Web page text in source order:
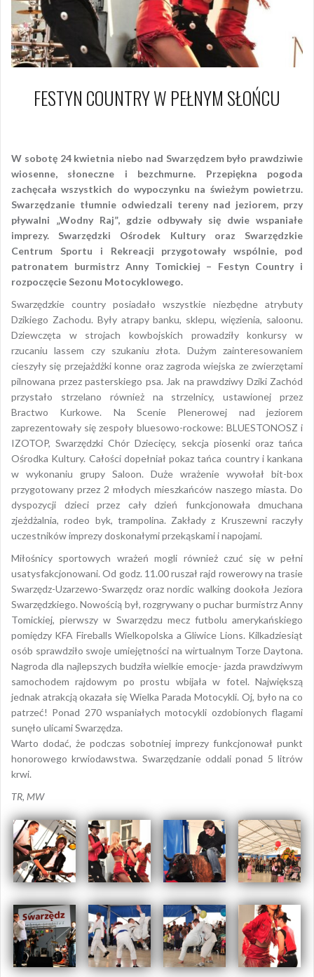
FESTYN COUNTRY W PEŁNYM SŁOŃCU
W sobotę 24 kwietnia niebo nad Swarzędzem było prawdziwie
wiosenne, słoneczne i bezchmurne. Przepiękna pogoda
zachęcała wszystkich do wypoczynku na świeżym powietrzu.
Swarzędzanie tłumnie odwiedzali tereny nad jeziorem, przy
pływalni „Wodny Raj”, gdzie odbywały się dwie wspaniałe
imprezy. Swarzędzki Ośrodek Kultury oraz Swarzędzkie
Centrum Sportu i Rekreacji przygotowały wspólnie, pod
patronatem burmistrz Anny Tomickiej – Festyn Country i
rozpoczęcie Sezonu Motocyklowego.
Swarzędzkie country posiadało wszystkie niezbędne atrybuty
Dzikiego Zachodu. Były atrapy banku, sklepu, więzienia, saloonu.
Dziewczęta w strojach kowbojskich prowadziły konkursy w
rzucaniu lassem czy szukaniu złota. Dużym zainteresowaniem
cieszyły się przejażdżki konne oraz zagroda wiejska ze zwierzętami
pilnowana przez pasterskiego psa. Jak na prawdziwy Dziki Zachód
przystało strzelano również na strzelnicy, ustawionej przez
Bractwo Kurkowe. Na Scenie Plenerowej nad jeziorem
zaprezentowały się zespoły bluesowo-rockowe: BLUESTONOSZ i
IZOTOP, Swarzędzki Chór Dziecięcy, sekcja piosenki oraz tańca
Ośrodka Kultury. Całości dopełniał pokaz tańca country i kankana
w wykonaniu grupy Saloon. Duże wrażenie wywołał bit-box
przygotowany przez 2 młodych mieszkańców naszego miasta. Do
dyspozycji dzieci przez cały dzień funkcjonowała dmuchana
zjeżdżalnia, rodeo byk, trampolina. Zakłady z Kruszewni raczyły
uczestników imprezy doskonałymi przekąskami i napojami.
Miłośnicy sportowych wrażeń mogli również czuć się w pełni
usatysfakcjonowani. Od godz. 11.00 ruszał rajd rowerowy na trasie
Swarzędz-Uzarzewo-Swarzędz oraz nordic walking dookoła Jeziora
Swarzędzkiego. Nowością był, rozgrywany o puchar burmistrz Anny
Tomickiej, pierwszy w Swarzędzu mecz futbolu amerykańskiego
pomiędzy KFA Fireballs Wielkopolska a Gliwice Lions. Kilkadziesiąt
osób sprawdziło swoje umiejętności na wirtualnym Torze Daytona.
Nagroda dla najlepszych budziła wielkie emocje- jazda prawdziwym
samochodem rajdowym po prostu wbijała w fotel. Największą
jednak atrakcją okazała się Wielka Parada Motocykli. Oj, było na co
patrzeć! Ponad 270 wspaniałych motocykli ozdobionych flagami
sunęło ulicami Swarzędza.
Warto dodać, że podczas sobotniej imprezy funkcjonował punkt
honorowego krwiodawstwa. Swarzędzanie oddali ponad 5 litrów
krwi.
TR, MW